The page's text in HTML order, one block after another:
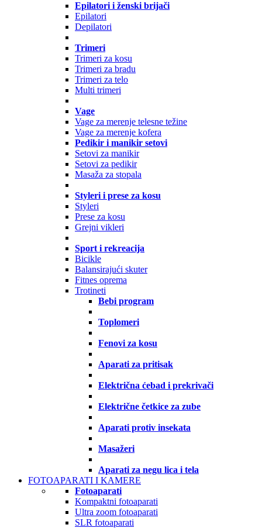
Epilatori i ženski brijači
Epilatori
Depilatori
Trimeri
Trimeri za kosu
Trimeri za bradu
Trimeri za telo
Multi trimeri
Vage
Vage za merenje telesne težine
Vage za merenje kofera
Pedikir i manikir setovi
Setovi za manikir
Setovi za pedikir
Masaža za stopala
Styleri i prese za kosu
Styleri
Prese za kosu
Grejni vikleri
Sport i rekreacija
Bicikle
Balansirajući skuter
Fitnes oprema
Trotineti
Bebi program
Toplomeri
Fenovi za kosu
Aparati za pritisak
Električna ćebad i prekrivači
Električne četkice za zube
Aparati protiv insekata
Masažeri
Aparati za negu lica i tela
FOTOAPARATI I KAMERE
Fotoaparati
Kompaktni fotoaparati
Ultra zoom fotoaparati
SLR fotoaparati